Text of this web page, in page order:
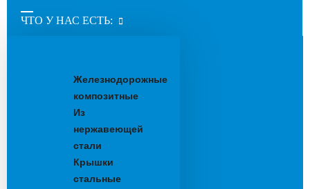
ЧТО У НАС ЕСТЬ:
Железнодорожные
композитные
Из
нержавеющей
стали
Крышки
стальные